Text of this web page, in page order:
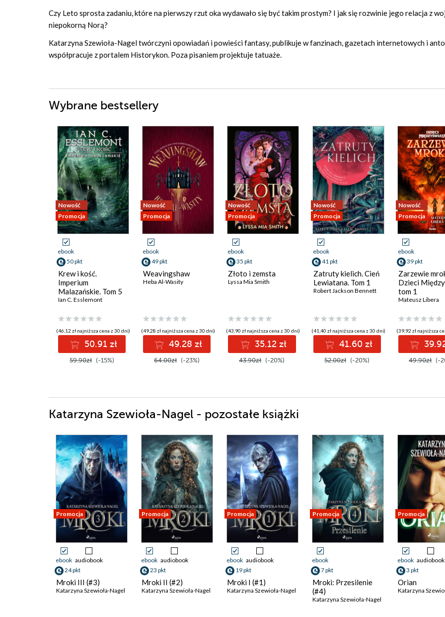
Czy Leto sprosta zadaniu, które na pierwszy rzut oka wydawało się być takim prostym? I jak się rozwinie jego relacja z
niepokorną Norą?
Katarzyna Szewioła-Nagel twórczyni opowiadań i powieści fantasy, publikuje w fanzinach, gazetach internetowych i
współpracuje z portalem Historykon. Poza pisaniem projektuje tatuaże.
Wybrane bestsellery
Nowość
Promocja
ebook
50 pkt
Krew i kość.
Imperium
Malazańskie. Tom 5
Ian C. Esslemont
(46,12 zł najniższa cena z 30 dni)
50.91 zł
59.90zł (-15%)
Nowość
Promocja
ebook
49 pkt
Weavingshaw
Heba Al-Wasity
(49,28 zł najniższa cena z 30 dni)
49.28 zł
64.00zł (-23%)
Nowość
Promocja
ebook
35 pkt
Złoto i zemsta
Lyssa Mia Smith
(43,90 zł najniższa cena z 30 dni)
35.12 zł
43.90zł (-20%)
Nowość
Promocja
ebook
41 pkt
Zatruty kielich. Cień
Lewiatana. Tom 1
Robert Jackson Bennett
(41,40 zł najniższa cena z 30 dni)
41.60 zł
52.00zł (-20%)
Nowość
Promocja
ebook
39 pkt
Zarzewie
Dzieci
tom 1
Mateusz Libera
(39,92 zł najniższa
49.90zł (-
Katarzyna Szewioła-Nagel - pozostałe książki
Promocja
ebook audiobook
24 pkt
Mroki III (#3)
Katarzyna Szewioła-Nagel
Promocja
ebook audiobook
23 pkt
Mroki II (#2)
Katarzyna Szewioła-Nagel
Promocja
ebook audiobook
19 pkt
Mroki I (#1)
Katarzyna Szewioła-Nagel
Promocja
ebook
7 pkt
Mroki: Przesilenie
(#4)
Katarzyna Szewioła-Nagel
Promocja
ebook audiobook
3 pkt
Orian
Katarzyna